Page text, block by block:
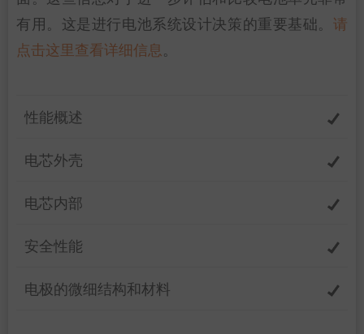
有用。这是进行电池系统设计决策的重要基础。 请
点击这里查看详细信息。
性能概述
电芯外壳
电芯内部
安全性能
电极的微细结构和材料